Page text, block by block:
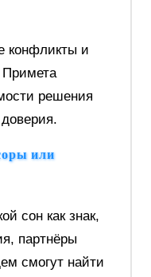
конфликты и
Примета
решения
или
сон как знак,
партнёры
смогут найти